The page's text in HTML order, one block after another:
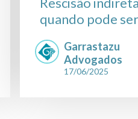
quando pode
Garrastazu
Advogados
17/06/2025